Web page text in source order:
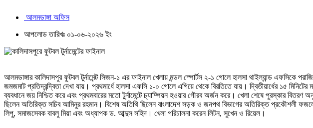
আলমডাঙ্গা অফিস
আপলোড তারিখঃ ০১-০৬-২০২৬ ইং
আলমডাঙ্গার কালিদাসপুর ফুটবল টুর্নামেন্ট সিজন-১ এর ফাইনাল খেলায় মন্ডল স্পোর্টস ২-১ গোলে হালসা থাইল্যান্ড এফসিকে
জমজমাট প্রতিদ্বন্দ্বিতা দেখা যায়। প্রথমার্ধে হালসা এফসি ১-০ গোলে এগিয়ে থেকে বিরতিতে যায়। দ্বিতীয়ার্ধের ১৫
ব্যবধানে জয় নিশ্চিত করে এবং প্রথমবারের মতো টুর্নামেন্টে চ্যাম্পিয়ন হওয়ার গৌরব অর্জন করে। খেলা শেষে পুরস্কার
ছিলেন অতিরিক্ত সচিব আমিনুর রহমান। বিশেষ অতিথি ছিলেন বাংলাদেশ সড়ক ও জনপথ বিভাগের অতিরিক্ত প্রকৌশলী ফজলে
লিপু, সমাজসেবক বাবলু মিয়া এবং অধ্যাপক ড. আব্দুস সহিদ। খেলা পরিচালনা করেন লিটন, সুখেন ও রিয়েল।